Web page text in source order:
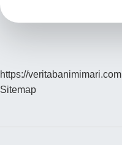
https://veritabanimimari.com
Sitemap